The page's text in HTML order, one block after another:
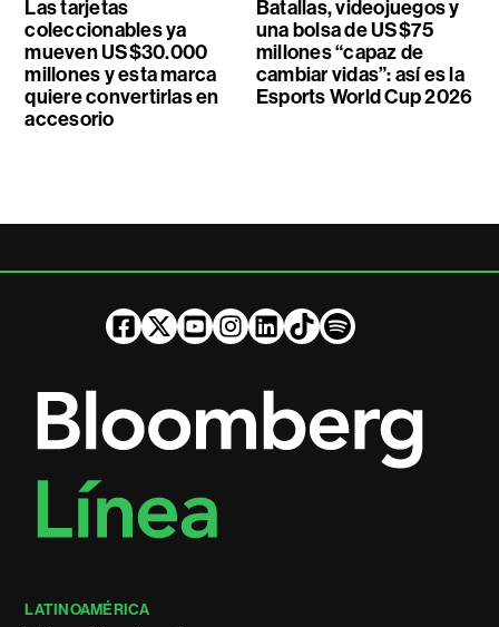
Las tarjetas
coleccionables ya
mueven US$30.000
millones y esta marca
quiere convertirlas en
accesorio
Batallas, videojuegos y
una bolsa de US$75
millones “capaz de
cambiar vidas”: así es la
Esports World Cup 2026
LATINOAMÉRICA